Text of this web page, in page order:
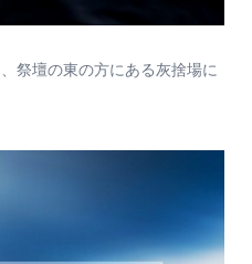
祭壇の東の方にある灰捨場に